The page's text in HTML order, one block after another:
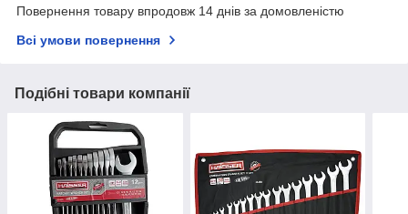
Повернення товару впродовж 14 днів за домовленістю
Всі умови повернення
Подібні товари компанії